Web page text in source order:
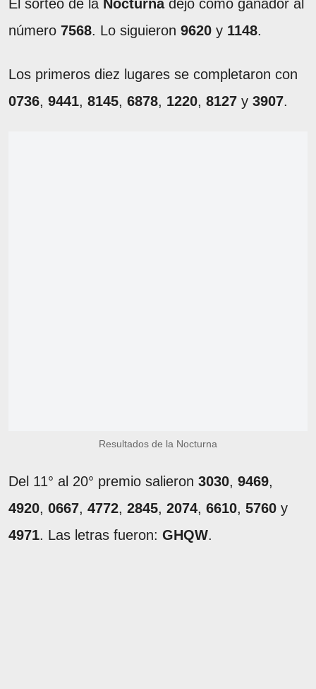
El sorteo de la Nocturnadejó como ganador al
número 7568. Lo siguieron 9620 y 1148.
Los primeros diez lugares se completaron con
0736, 9441, 8145, 6878, 1220, 8127 y 3907.
Resultados de la Nocturna
Del 11° al 20° premio salieron 3030, 9469,
4920, 0667, 4772, 2845, 2074, 6610, 5760 y
4971. Las letras fueron: GHQW.